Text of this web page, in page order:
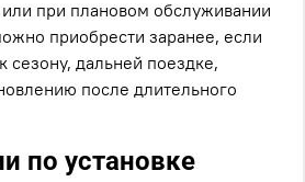
при плановом обслуживании
приобрести заранее, если
сезону, дальней поездке,
после длительного
по установке